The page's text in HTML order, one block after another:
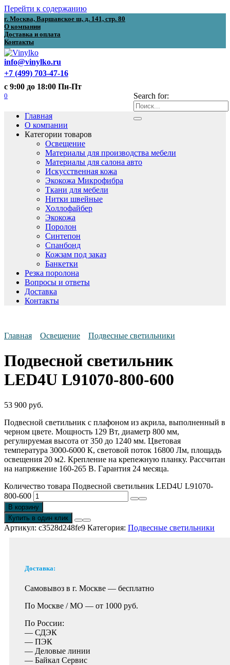
Перейти к содержанию
г. Москва, Варшавское ш, д. 141, стр. 80
О компании
Доставка и оплата
Контакты
info@vinylko.ru
+7 (499) 703-47-16
с 9:00 до 18:00 Пн-Пт
Search for:
0
Главная
О компании
Категории товаров
Освещение
Материалы для производства мебели
Материалы для салона авто
Искусственная кожа
Экокожа Микрофибра
Ткани для мебели
Нитки швейные
Холлофайбер
Экокожа
Поролон
Синтепон
Спанбонд
Кожзам под заказ
Банкетки
Резка поролона
Вопросы и ответы
Доставка
Контакты
Главная Освещение Подвесные светильники
Подвесной светильник
LED4U L91070-800-600
53 900 руб.
Подвесной светильник с плафоном из акрила, выполненный в
черном цвете. Мощность 129 Вт, диаметр 800 мм,
регулируемая высота от 350 до 1240 мм. Цветовая
температура 3000-6000 К, световой поток 16800 Лм, площадь
освещения 20 м2. Крепление на крепежную планку. Рассчитан
на напряжение 160-265 В. Гарантия 24 месяца.
Количество товара Подвесной светильник LED4U L91070-
800-600
В корзину
Купить в один клик
Артикул: c3528d248fe9 Категория: Подвесные светильники
Доставка:
Самовывоз в г. Москве — бесплатно
По Москве / МО — от 1000 руб.
По России:
— СДЭК
— ПЭК
— Деловые линии
— Байкал Сервис